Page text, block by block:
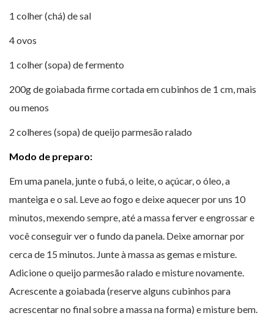
1 colher (chá) de sal
4 ovos
1 colher (sopa) de fermento
200g de goiabada firme cortada em cubinhos de 1 cm, mais
ou menos
2 colheres (sopa) de queijo parmesão ralado
Modo de preparo:
Em uma panela, junte o fubá, o leite, o açúcar, o óleo, a
manteiga e o sal. Leve ao fogo e deixe aquecer por uns 10
minutos, mexendo sempre, até a massa ferver e engrossar e
você conseguir ver o fundo da panela. Deixe amornar por
cerca de 15 minutos. Junte à massa as gemas e misture.
Adicione o queijo parmesão ralado e misture novamente.
Acrescente a goiabada (reserve alguns cubinhos para
acrescentar no final sobre a massa na forma) e misture bem.